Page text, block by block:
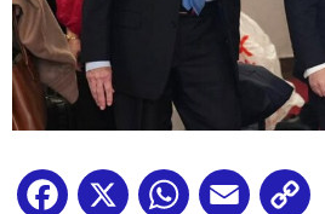
Facebook
X WhatsApp
Email